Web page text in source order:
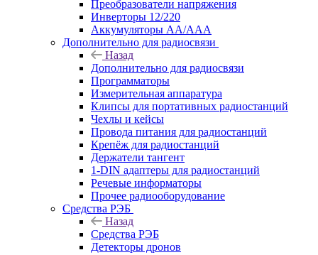
Преобразователи напряжения
Инверторы 12/220
Аккумуляторы АА/ААА
Дополнительно для радиосвязи
Назад
Дополнительно для радиосвязи
Программаторы
Измерительная аппаратура
Клипсы для портативных радиостанций
Чехлы и кейсы
Провода питания для радиостанций
Крепёж для радиостанций
Держатели тангент
1-DIN адаптеры для радиостанций
Речевые информаторы
Прочее радиооборудование
Средства РЭБ
Назад
Средства РЭБ
Детекторы дронов